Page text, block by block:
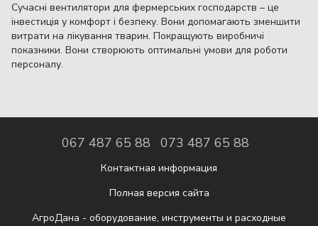
Сучасні вентилятори для фермерських господарств – це
інвестиція у комфорт і безпеку. Вони допомагають зменшити
витрати на лікування тварин. Покращують виробничі
показники. Вони створюють оптимальні умови для роботи
персоналу.
067 487 65 88 073 487 65 88
Контактная информация
Полная версия сайта
АгроДана - оборудование, инструменты и расходные